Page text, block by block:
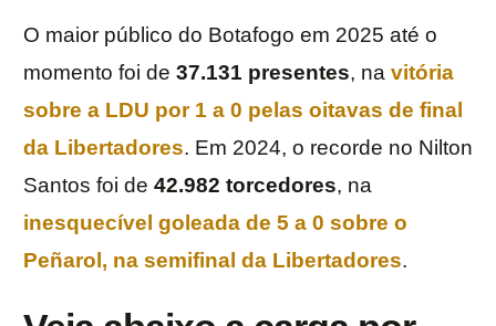
O maior público do Botafogo em 2025 até o
momento foi de 37.131 presentes, na vitória
sobre a LDU por 1 a 0 pelas oitavas de final
da Libertadores. Em 2024, o recorde no Nilton
Santos foi de 42.982 torcedores, na
inesquecível goleada de 5 a 0 sobre o
Peñarol, na semifinal da Libertadores.